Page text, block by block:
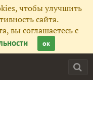
чтобы улучшить
сайта.
вы соглашаетесь с
ок